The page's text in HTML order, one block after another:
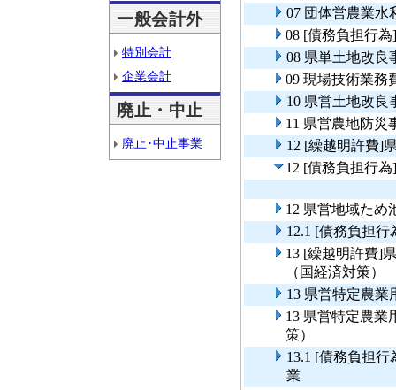
一般会計外
特別会計
企業会計
廃止・中止
廃止･中止事業
07 団体営農業水
08 [債務負担行
08 県単土地改良
09 現場技術業務
10 県営土地改良
11 県営農地防災
12 [繰越明許費]
12 [債務負担行
12 県営地域ため
12.1 [債務負担
13 [繰越明許費]
（国経済対策）
13 県営特定農業
13 県営特定農業
策）
13.1 [債務負担
業